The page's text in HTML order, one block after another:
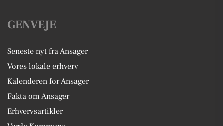
GENVEJE
Seneste nyt fra Ansager
Vores lokale erhverv
Kalenderen for Ansager
Fakta om Ansager
Erhvervsartikler